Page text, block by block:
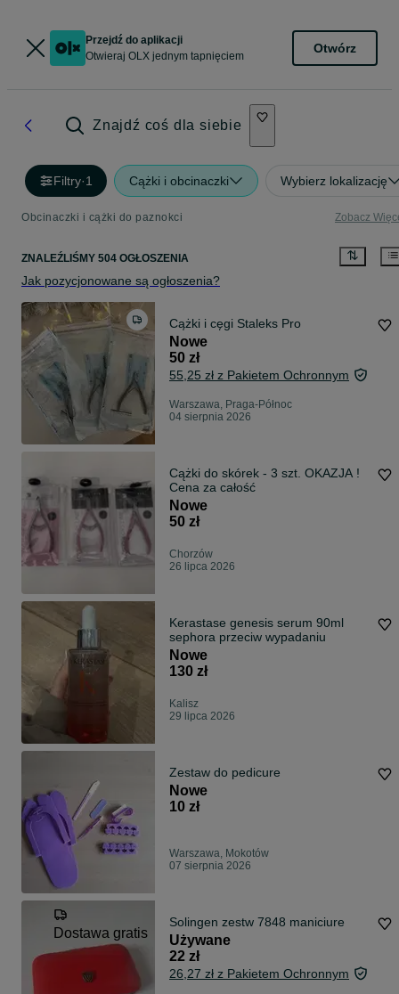
Przejdź do aplikacji
Otwieraj OLX jednym tapnięciem
Otwórz
Znajdź coś dla siebie
Filtry·1 Cążki i obcinaczki Wybierz lokalizację
Obcinaczki i cążki do paznokci Zobacz
ZNALEŹLIŚMY 504 OGŁOSZENIA
Jak pozycjonowane są ogłoszenia?
Cążki i cęgi Staleks Pro
Nowe
50 zł
55,25 zł z Pakietem Ochronnym
Warszawa, Praga-Północ
04 sierpnia 2026
Cążki do skórek - 3 szt. OKAZJA !
Cena za całość
Nowe
50 zł
Chorzów
26 lipca 2026
Kerastase genesis serum 90ml
sephora przeciw wypadaniu
Nowe
130 zł
Kalisz
29 lipca 2026
Zestaw do pedicure
Nowe
10 zł
Warszawa, Mokotów
07 sierpnia 2026
Dostawa gratis
Solingen zestw 7848 maniciure
Używane
22 zł
26,27 zł z Pakietem Ochronnym